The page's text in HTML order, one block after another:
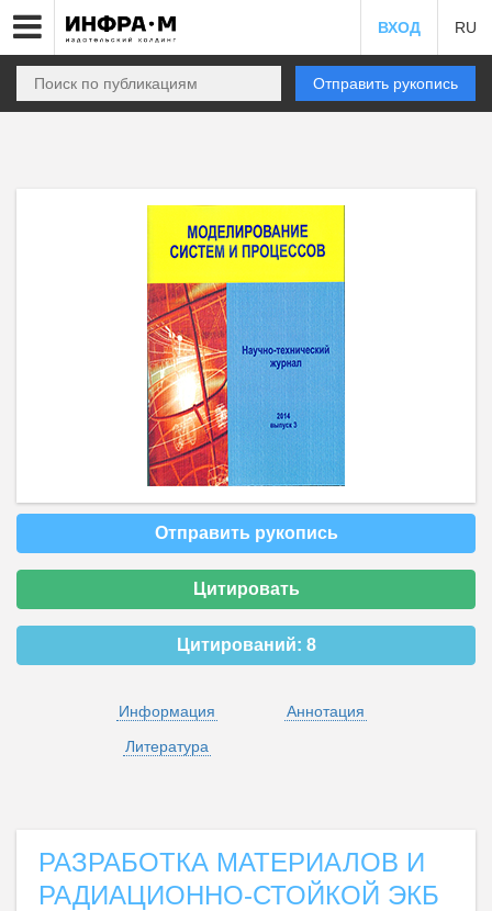
ВХОД RU
Отправить рукопись
Отправить рукопись
Цитировать
Цитирований: 8
Информация
Аннотация
Литература
РАЗРАБОТКА МАТЕРИАЛОВ И
РАДИАЦИОННО-СТОЙКОЙ ЭКБ